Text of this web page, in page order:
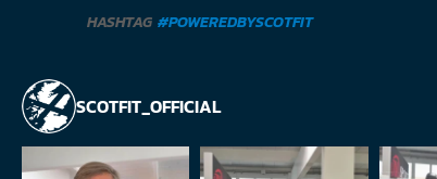
HASHTAG #POWEREDBYSCOTFIT
SCOTFIT_OFFICIAL